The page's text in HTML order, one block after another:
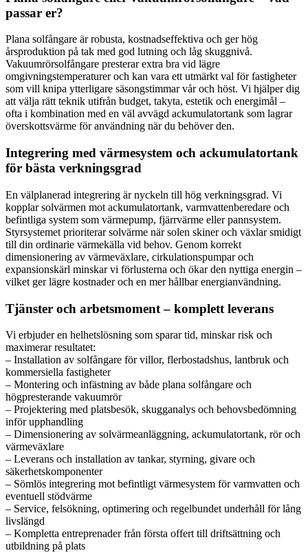
passar er?
Plana solfångare är robusta, kostnadseffektiva och ger hög
årsproduktion på tak med god lutning och låg skuggnivå.
Vakuumrörsolfångare presterar extra bra vid lägre
omgivningstemperaturer och kan vara ett utmärkt val för fastigheter
som vill knipa ytterligare säsongstimmar vår och höst. Vi hjälper dig
att välja rätt teknik utifrån budget, takyta, estetik och energimål –
ofta i kombination med en väl avvägd ackumulatortank som lagrar
överskottsvärme för användning när du behöver den.
Integrering med värmesystem och ackumulatortank
för bästa verkningsgrad
En välplanerad integrering är nyckeln till hög verkningsgrad. Vi
kopplar solvärmen mot ackumulatortank, varmvattenberedare och
befintliga system som värmepump, fjärrvärme eller pannsystem.
Styrsystemet prioriterar solvärme när solen skiner och växlar smidigt
till din ordinarie värmekälla vid behov. Genom korrekt
dimensionering av värmeväxlare, cirkulationspumpar och
expansionskärl minskar vi förlusterna och ökar den nyttiga energin –
vilket ger lägre kostnader och en mer hållbar energianvändning.
Tjänster och arbetsmoment – komplett leverans
Vi erbjuder en helhetslösning som sparar tid, minskar risk och
maximerar resultatet:
– Installation av solfångare för villor, flerbostadshus, lantbruk och
kommersiella fastigheter
– Montering och infästning av både plana solfångare och
högpresterande vakuumrör
– Projektering med platsbesök, skugganalys och behovsbedömning
inför upphandling
– Dimensionering av solvärmeanläggning, ackumulatortank, rör och
värmeväxlare
– Leverans och installation av tankar, styrning, givare och
säkerhetskomponenter
– Sömlös integrering mot befintligt värmesystem för varmvatten och
eventuell stödvärme
– Service, felsökning, optimering och regelbundet underhåll för lång
livslängd
– Kompletta entreprenader från första offert till driftsättning och
utbildning på plats